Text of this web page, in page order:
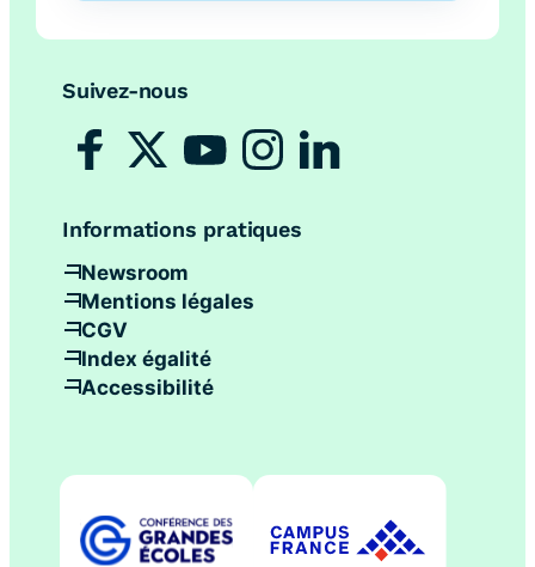
Suivez-nous
Informations pratiques
Newsroom
Mentions légales
CGV
Index égalité
Accessibilité